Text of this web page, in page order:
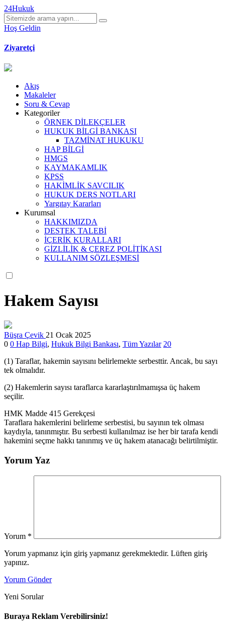
24Hukuk
Hoş Geldin
Ziyaretçi
Akış
Makaleler
Soru & Cevap
Kategoriler
ÖRNEK DİLEKÇELER
HUKUK BİLGİ BANKASI
TAZMİNAT HUKUKU
HAP BİLGİ
HMGS
KAYMAKAMLIK
KPSS
HAKİMLİK SAVCILIK
HUKUK DERS NOTLARI
Yargıtay Kararları
Kurumsal
HAKKIMIZDA
DESTEK TALEBİ
İÇERİK KURALLARI
GİZLİLİK & ÇEREZ POLİTİKASI
KULLANIM SÖZLEŞMESİ
Hakem Sayısı
Büşra Çevik 21 Ocak 2025
0 0 Hap Bilgi, Hukuk Bilgi Bankası, Tüm Yazılar 20
(1) Taraflar, hakemin sayısını belirlemekte serbesttir. Ancak, bu sayı
tek olmalıdır.
(2) Hakemlerin sayısı taraflarca kararlaştırılmamışsa üç hakem
seçilir.
HMK Madde 415 Gerekçesi
Taraflara hakemlerini belirleme serbestisi, bu sayının tek olması
kaydıyla, tanınmıştır. Bu serbesti kullanılmaz ise her bir tarafa kendi
hakemini seçme hakkı tanınmış ve üç hakem atanacağı belirtilmiştir.
Yorum Yaz
Yorum *
Yorum yapmanız için giriş yapmanız gerekmektedir. Lüften giriş
yapınız.
Yorum Gönder
Yeni Sorular
Buraya Reklam Verebilirsiniz!